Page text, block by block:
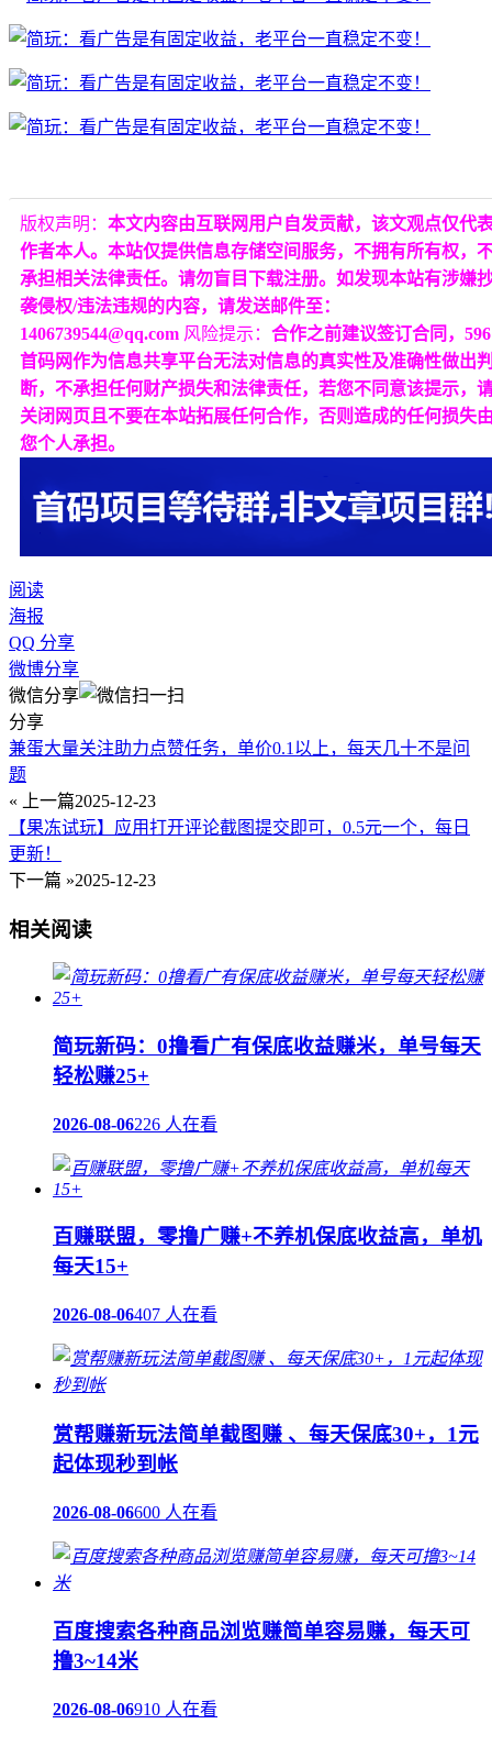
版权声明： 本文内容由互联网用户自发贡献，该文观点仅代
作者本人。本站仅提供信息存储空间服务，不拥有所有权，
承担相关法律责任。请勿盲目下载注册。如发现本站有涉嫌
袭侵权/违法违规的内容，请发送邮件至：
1406739544@qq.com 风险提示： 合作之前建议签订合同，596
首码网作为信息共享平台无法对信息的真实性及准确性做出
断，不承担任何财产损失和法律责任，若您不同意该提示，
关闭网页且不要在本站拓展任何合作，否则造成的任何损失
您个人承担。
阅读
海报
QQ 分享
微博分享
微信分享
分享
兼蛋大量关注助力点赞任务，单价0.1以上，每天几十不是问
题
« 上一篇2025-12-23
【果冻试玩】应用打开评论截图提交即可，0.5元一个，每日
更新！
下一篇 »2025-12-23
相关阅读
简玩新码：0撸看广有保底收益赚米，单号每天
轻松赚25+
2026-08-06226 人在看
百赚联盟，零撸广赚+不养机保底收益高，单机
每天15+
2026-08-06407 人在看
赏帮赚新玩法简单截图赚 、每天保底30+，1元
起体现秒到帐
2026-08-06600 人在看
百度搜索各种商品浏览赚简单容易赚，每天可
撸3~14米
2026-08-06910 人在看